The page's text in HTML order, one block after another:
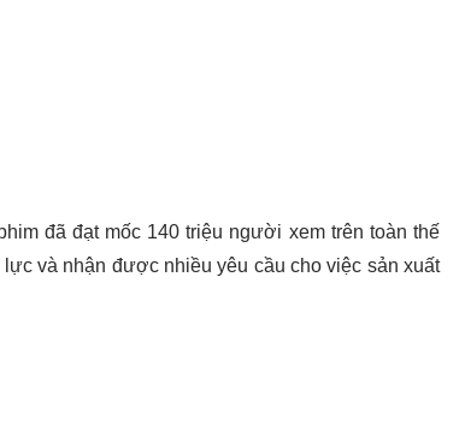
đã đạt mốc 140 triệu người xem trên toàn thế
và nhận được nhiều yêu cầu cho việc sản xuất